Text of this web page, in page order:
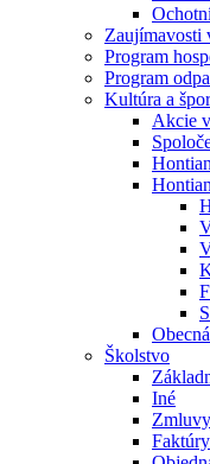
Zaujímavosti
Program
Program
Kultúra a
Akcie
Školstvo
Iné
Zmluvy
Faktúry